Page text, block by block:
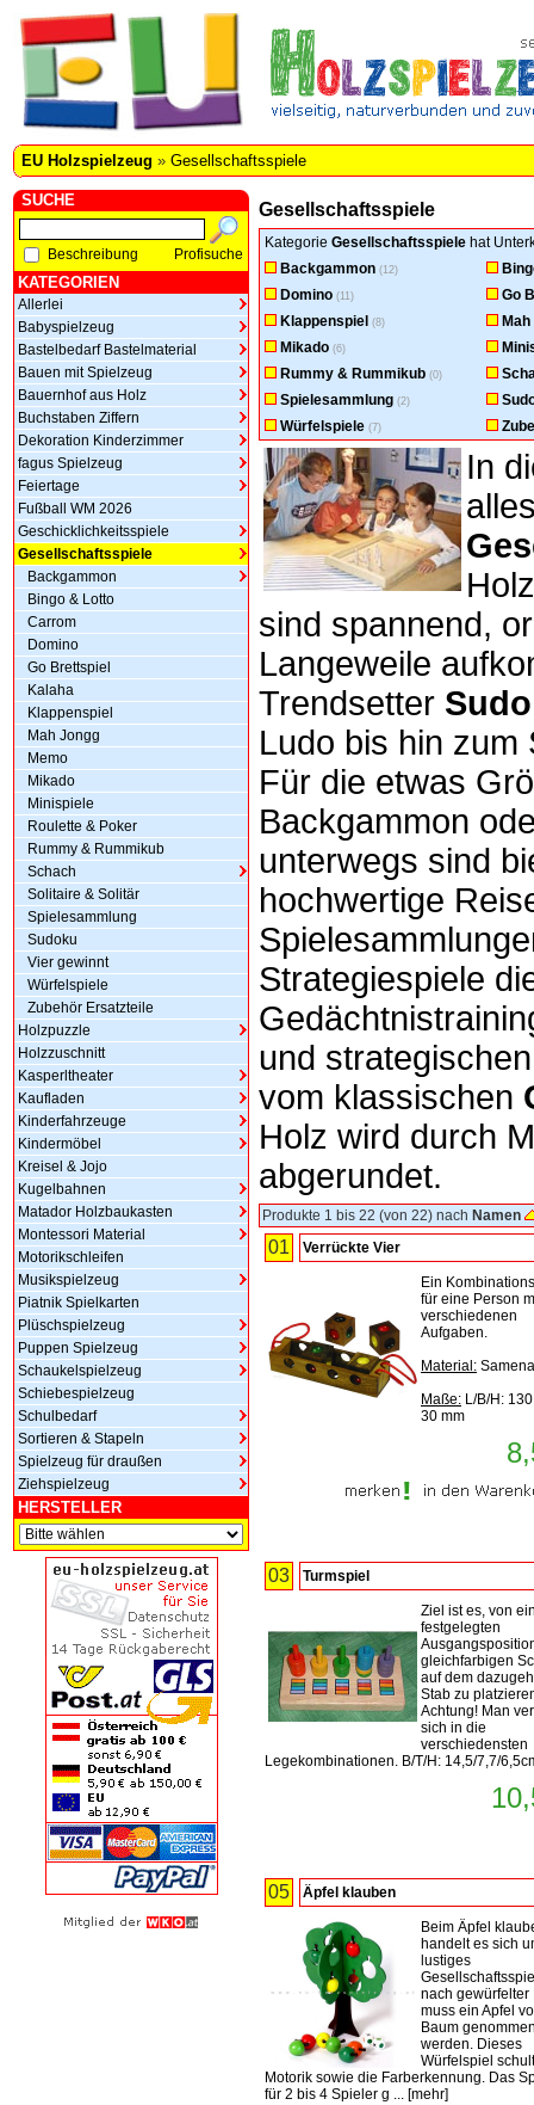
EU Holzspielzeug » Gesellschaftsspiele
SUCHE
Beschreibung Profisuche
KATEGORIEN
Allerlei
Babyspielzeug
Bastelbedarf Bastelmaterial
Bauen mit Spielzeug
Bauernhof aus Holz
Buchstaben Ziffern
Dekoration Kinderzimmer
fagus Spielzeug
Feiertage
Fußball WM 2026
Geschicklichkeitsspiele
Gesellschaftsspiele
Backgammon
Bingo & Lotto
Carrom
Domino
Go Brettspiel
Kalaha
Klappenspiel
Mah Jongg
Memo
Mikado
Minispiele
Roulette & Poker
Rummy & Rummikub
Schach
Solitaire & Solitär
Spielesammlung
Sudoku
Vier gewinnt
Würfelspiele
Zubehör Ersatzteile
Holzpuzzle
Holzzuschnitt
Kasperltheater
Kaufladen
Kinderfahrzeuge
Kindermöbel
Kreisel & Jojo
Kugelbahnen
Matador Holzbaukasten
Montessori Material
Motorikschleifen
Musikspielzeug
Piatnik Spielkarten
Plüschspielzeug
Puppen Spielzeug
Schaukelspielzeug
Schiebespielzeug
Schulbedarf
Sortieren & Stapeln
Spielzeug für draußen
Ziehspielzeug
HERSTELLER
Gesellschaftsspiele
Kategorie Gesellschaftsspiele hat
Backgammon (12)
Domino (11)
Go
Klappenspiel (8)
Mikado (6)
Rummy & Rummikub (0)
Spielesammlung (2)
Würfelspiele (7)
In
sind spannend,
Langeweile
Trendsetter
Ludo bis hin zum
Für die etwas
Backgammon
unterwegs sind
hochwertige
Strategiespiele
und
vom klassischen
Holz wird durch
abgerundet.
Produkte 1 bis 22 (von 22) nach Namen
01 Verrückte Vier
Ein
für eine Person
verschiedenen
Aufgaben.
Material:
Maße: L/B/H:
30 mm
03 Turmspiel
Ziel ist es, von
festgelegten
gleichfarbigen
auf dem
Stab zu
Achtung! Man
sich in die
verschiedensten
Legekombinationen. B/T/H: 14,5/7,7/
05 Äpfel klauben
Beim Äpfel
handelt es sich
lustiges
nach gewürfelter
muss ein Apfel
Baum
werden. Dieses
Würfelspiel
Motorik sowie die Farberkennung. Das
für 2 bis 4 Spieler g ... [mehr]